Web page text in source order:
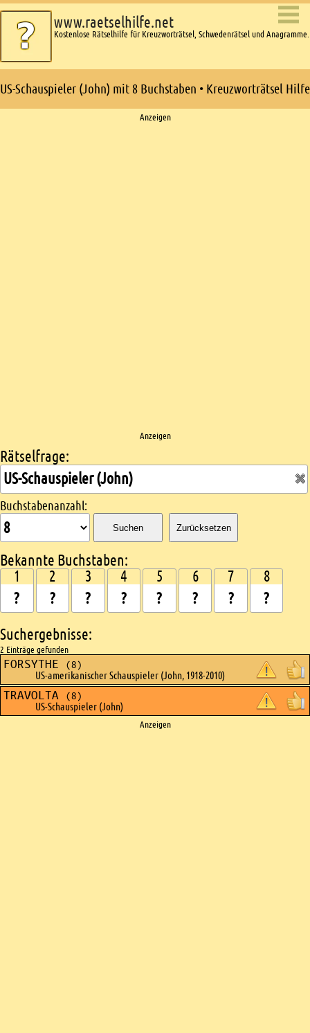
www.raetselhilfe.net
Kostenlose Rätselhilfe für Kreuzworträtsel, Schwedenrätsel und Anagramme.
US-Schauspieler (John) mit 8 Buchstaben • Kreuzworträtsel Hilfe
Anzeigen
Anzeigen
Kreuzworträtsel suchen
Rätselfrage:
Buchstabenanzahl:
Suchen Zurücksetzen
Bekannte Buchstaben:
1 2 3 4 5 6 7 8
Suchergebnisse:
2 Einträge gefunden
FORSYTHE (8)
US-amerikanischer Schauspieler (John, 1918-2010)
TRAVOLTA
(8)
US-Schauspieler (John)
Anzeigen